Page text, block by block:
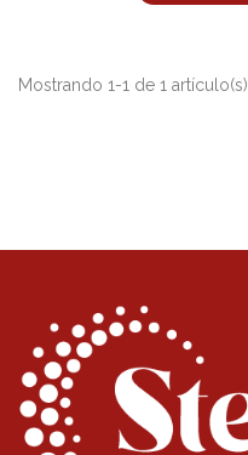
Mostrando 1-1 de 1 artículo(s)